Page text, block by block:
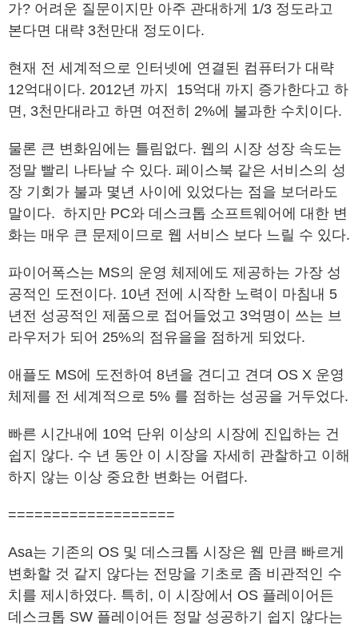
가? 어려운 질문이지만 아주 관대하게 1/3 정도라고
본다면 대략 3천만대 정도이다.
현재 전 세계적으로 인터넷에 연결된 컴퓨터가 대략
12억대이다. 2012년 까지 15억대 까지 증가한다고 하
면, 3천만대라고 하면 여전히 2%에 불과한 수치이다.
물론 큰 변화임에는 틀림없다. 웹의 시장 성장 속도는
정말 빨리 나타날 수 있다. 페이스북 같은 서비스의 성
장 기회가 불과 몇년 사이에 있었다는 점을 보더라도
말이다. 하지만 PC와 데스크톱 소프트웨어에 대한 변
화는 매우 큰 문제이므로 웹 서비스 보다 느릴 수 있다.
파이어폭스는 MS의 운영 체제에도 제공하는 가장 성
공적인 도전이다. 10년 전에 시작한 노력이 마침내 5
년전 성공적인 제품으로 접어들었고 3억명이 쓰는 브
라우저가 되어 25%의 점유을을 점하게 되었다.
애플도 MS에 도전하여 8년을 견디고 견뎌 OS X 운영
체제를 전 세계적으로 5% 를 점하는 성공을 거두었다.
빠른 시간내에 10억 단위 이상의 시장에 진입하는 건
쉽지 않다. 수 년 동안 이 시장을 자세히 관찰하고 이해
하지 않는 이상 중요한 변화는 어렵다.
===================
Asa는 기존의 OS 및 데스크톱 시장은 웹 만큼 빠르게
변화할 것 같지 않다는 전망을 기초로 좀 비관적인 수
치를 제시하였다. 특히, 이 시장에서 OS 플레이어든
데스크톱 SW 플레이어든 정말 성공하기 쉽지 않다는